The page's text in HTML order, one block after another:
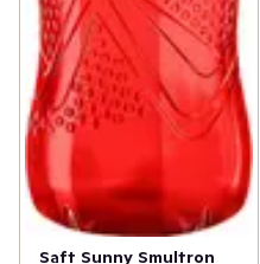
Saft Sunny Smultron